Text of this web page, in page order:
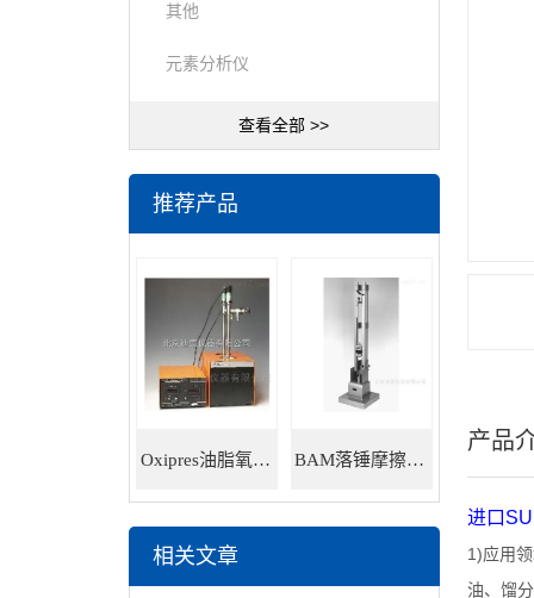
其他
元素分析仪
查看全部 >>
推荐产品
Oxipres油脂氧化稳定性仪 BAM落锤摩擦感度仪
相关文章
产品
进口
1)应用
油、馏